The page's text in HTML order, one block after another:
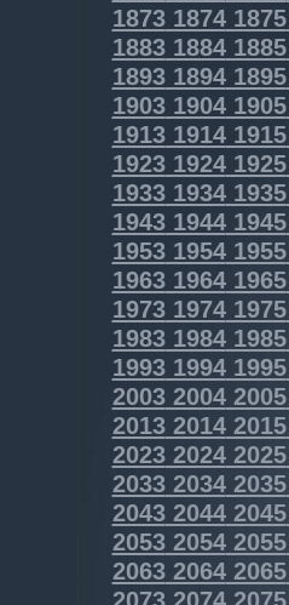
187318741875
188318841885
189318941895
190319041905
191319141915
192319241925
193319341935
194319441945
195319541955
196319641965
197319741975
198319841985
199319941995
200320042005
201320142015
202320242025
203320342035
204320442045
205320542055
206320642065